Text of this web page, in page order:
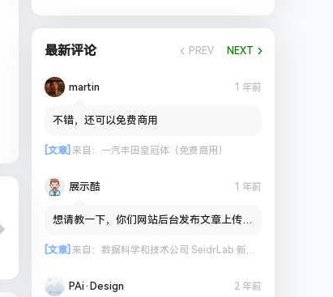
最新评论 PREV NEXT
martin 1 年前
不错，还可以免费商用
[文章] 来自： 一汽丰田皇冠体（免费商用）
展示酷 1 年前
想请教一下，你们网站后台发布文章上传图
[文章] 来自： 数据科学和技术公司 SeidrLab 新标志
PAi·Design 2 年前